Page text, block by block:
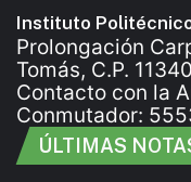
Instituto
Prolongación
Tomás, C.P.
Contacto con la
Conmutador:
ÚLTIMAS